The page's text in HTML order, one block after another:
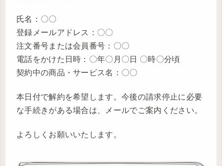
氏名：〇〇
登録メールアドレス：〇〇
注文番号または会員番号：〇〇
電話をかけた日時：〇年〇月〇日 〇時〇分頃
契約中の商品・サービス名：〇〇
本日付で解約を希望します。今後の請求停止に必要
な手続きがある場合は、メールでご案内ください。
よろしくお願いいたします。